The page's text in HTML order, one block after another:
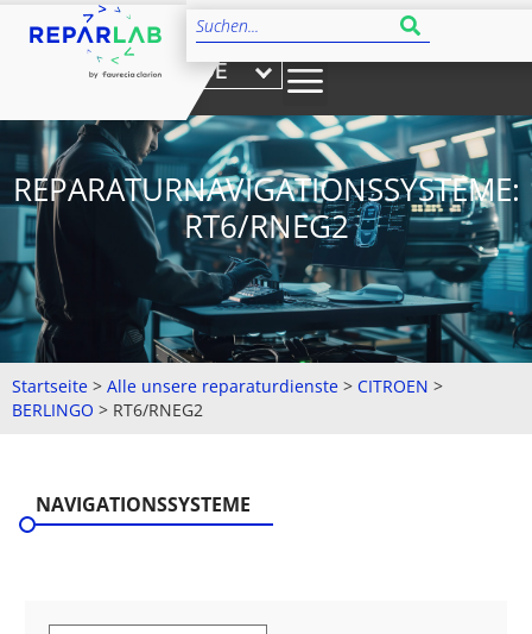
DE
REPARATURNAVIGATIONSSYSTEME:
RT6/RNEG2
Startseite > Alle unsere reparaturdienste > CITROEN >
BERLINGO > RT6/RNEG2
NAVIGATIONSSYSTEME